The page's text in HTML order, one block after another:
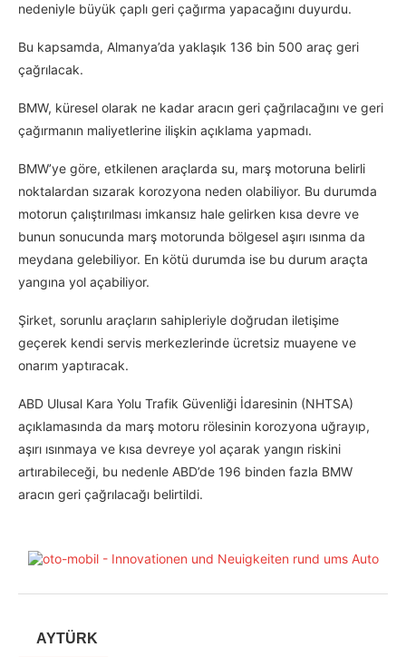
nedeniyle büyük çaplı geri çağırma yapacağını duyurdu.
Bu kapsamda, Almanya’da yaklaşık 136 bin 500 araç geri
çağrılacak.
BMW, küresel olarak ne kadar aracın geri çağrılacağını ve geri
çağırmanın maliyetlerine ilişkin açıklama yapmadı.
BMW’ye göre, etkilenen araçlarda su, marş motoruna belirli
noktalardan sızarak korozyona neden olabiliyor. Bu durumda
motorun çalıştırılması imkansız hale gelirken kısa devre ve
bunun sonucunda marş motorunda bölgesel aşırı ısınma da
meydana gelebiliyor. En kötü durumda ise bu durum araçta
yangına yol açabiliyor.
Şirket, sorunlu araçların sahipleriyle doğrudan iletişime
geçerek kendi servis merkezlerinde ücretsiz muayene ve
onarım yaptıracak.
ABD Ulusal Kara Yolu Trafik Güvenliği İdaresinin (NHTSA)
açıklamasında da marş motoru rölesinin korozyona uğrayıp,
aşırı ısınmaya ve kısa devreye yol açarak yangın riskini
artırabileceği, bu nedenle ABD’de 196 binden fazla BMW
aracın geri çağrılacağı belirtildi.
AYTÜRK